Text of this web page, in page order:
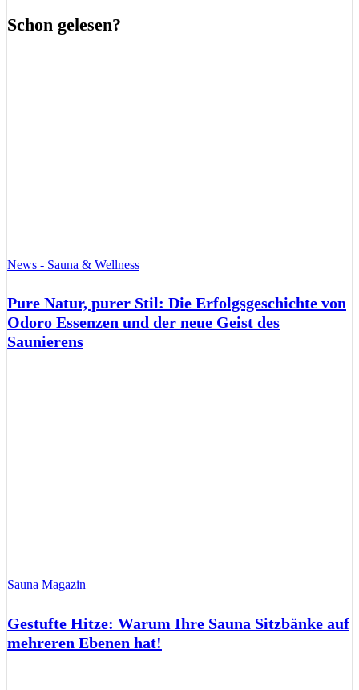
Schon gelesen?
News - Sauna & Wellness
Pure Natur, purer Stil: Die Erfolgsgeschichte von
Odoro Essenzen und der neue Geist des
Saunierens
Sauna Magazin
Gestufte Hitze: Warum Ihre Sauna Sitzbänke auf
mehreren Ebenen hat!